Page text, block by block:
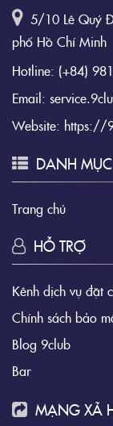
5/10 Lê Quý
phố Hồ Chí Minh
Hotline: (+84)
Email:
Website: https://
DANH MỤC
Trang chủ
HỖ TRỢ
Kênh dịch vụ đặt
Chính sách bảo
Blog 9club
Bar
MẠNG XÃ